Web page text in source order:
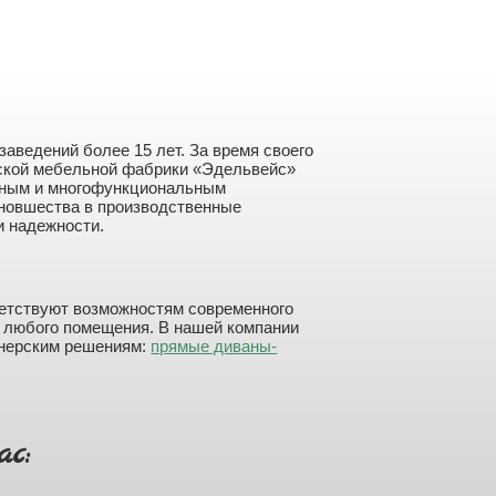
более 15 лет. За время своего
мебельной фабрики «Эдельвейс»
и многофункциональным
в производственные
надежности.
возможностям современного
любого помещения. В нашей компании
решениям: прямые диваны-